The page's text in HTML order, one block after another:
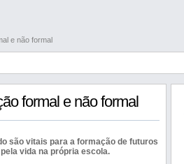
e não formal
formal e não formal
são vitais para a formação de futuros
vida na própria escola.